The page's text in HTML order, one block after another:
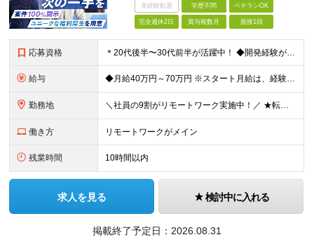
未経験歓迎 学歴不問 ベテランOK
完全週休2日 賞与複数月 面接1回
応募資格 ＊20代後半〜30代前半が活躍中！ ◆開発経験が3年以上ある方（Web・オープン系システム等） ◆学歴不問 ★Java(Spring、Spring Boot)、Python(Django)、 Re
給与 ◆月給40万円～70万円 ※スタート月給は、経験・能力・前職の給与等を考慮の上で決定いたします。 ※上記金額には残業の有無に関わらず、 月30時間分の固定残業代（7万6,000円～13万3,000円
勤務地 ＼社員の9割がリモートワーク実施中！／ ★転勤ナシ！ ★UIターン歓迎！ 関東、関西、東海、九州・中国エリアの各プロジェクト先から希望を優先して決定。 ※リモート案件も多数あり！ ◆関東エリア
働き方 リモートワークがメイン
残業時間 10時間以内
求人を見る 検討中に入れる
掲載終了予定日： 2026.08.31